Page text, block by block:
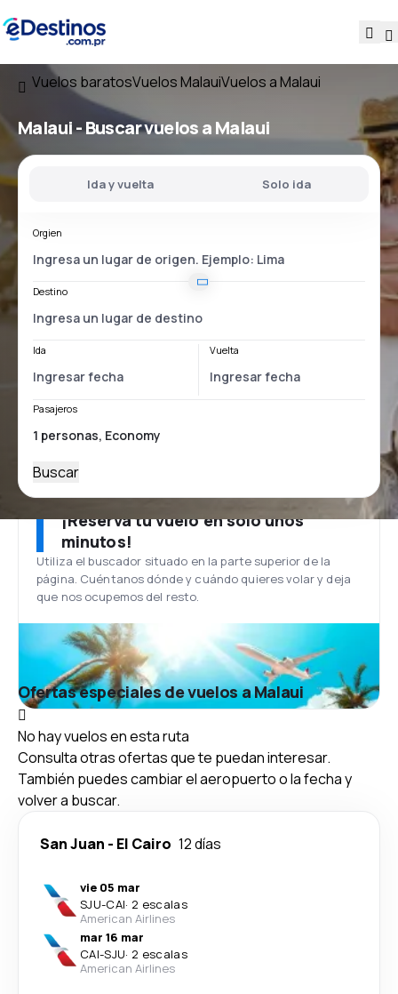
Vuelos baratosVuelos MalauiVuelos a Malaui
Malaui - Buscar vuelos a Malaui
Ida y vuelta Solo ida
Orgien
Destino
Ida Vuelta
Pasajeros
Buscar
¡Reserva tu vuelo en solo unos
minutos!
Utiliza el buscador situado en la parte superior de la
página. Cuéntanos dónde y cuándo quieres volar y deja
que nos ocupemos del resto.
Ofertas especiales de vuelos a Malaui
No hay vuelos en esta ruta
Consulta otras ofertas que te puedan interesar.
También puedes cambiar el aeropuerto o la fecha y
volver a buscar.
San Juan - El Cairo 12 días
vie 05 mar
SJU-CAI· 2 escalas
American Airlines
mar 16 mar
CAI-SJU· 2 escalas
American Airlines